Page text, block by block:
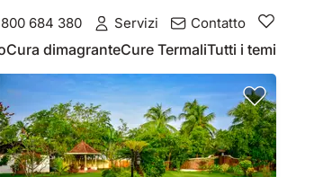
800 684 380 Servizi Contatto
Cura dimagranteCure TermaliTutti i temi